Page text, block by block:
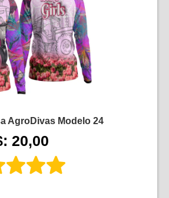
AgroDivas Modelo 24
20,00